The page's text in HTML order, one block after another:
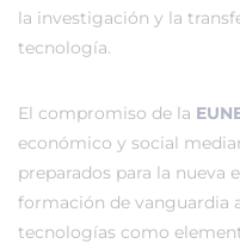
la investigación y la
tecnología.
El compromiso de la
económico y social
preparados para la nueva
formación de vanguardia
tecnologías como